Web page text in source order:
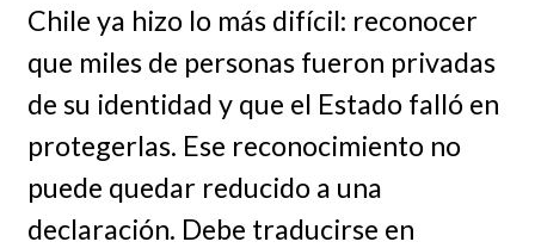
Chile ya hizo lo más difícil: reconocer
que miles de personas fueron privadas
de su identidad y que el Estado falló en
protegerlas. Ese reconocimiento no
puede quedar reducido a una
declaración. Debe traducirse en